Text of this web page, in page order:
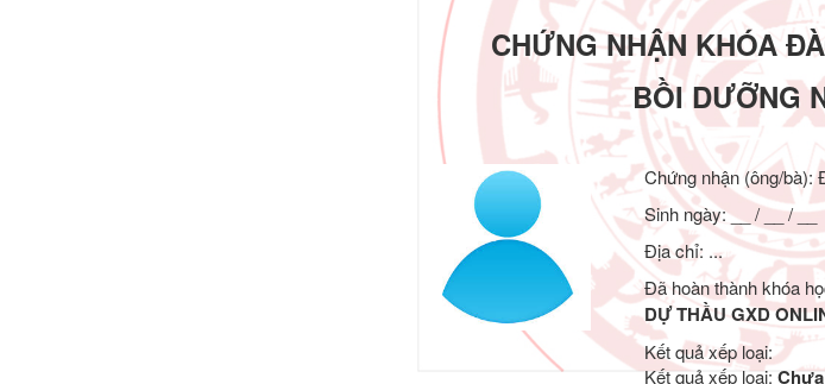
CHỨNG NHẬN KHÓA
BỒI DƯỠNG
Chứng nhận (ông/bà):
Sinh ngày: __ / __ / __
Địa chỉ: ...
Đã hoàn thành khóa
DỰ THẦU GXD
Kết quả xếp loại:
Kết quả xếp loại: